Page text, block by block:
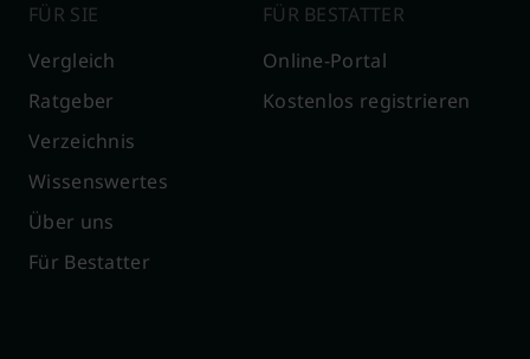
FÜR SIE
Vergleich
Ratgeber
Verzeichnis
Wissenswertes
Über uns
Für Bestatter
FÜR BESTATTER
Online-Portal
Kostenlos registrieren